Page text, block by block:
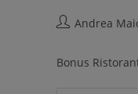
Andrea
Bonus